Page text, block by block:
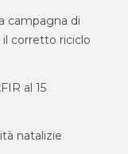
campagna di
corretto riciclo
al 15
natalizie